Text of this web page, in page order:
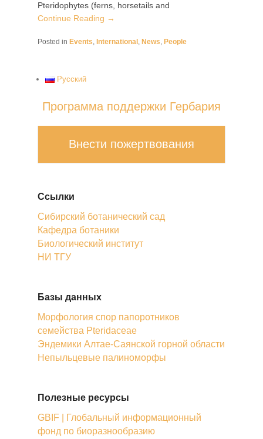
Pteridophytes (ferns, horsetails and
Continue Reading →
Posted in Events, International , News, People
Русский
Программа поддержки Гербария
Внести пожертвования
Ссылки
Сибирский ботанический сад
Кафедра ботаники
Биологический институт
НИ ТГУ
Базы данных
Морфология спор папоротников
семейства Pteridaceae
Эндемики Алтае-Саянской горной области
Непыльцевые палиноморфы
Полезные ресурсы
GBIF | Глобальный информационный
фонд по биоразнообразию